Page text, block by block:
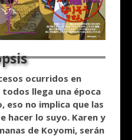
ocurridos en
llega una época
eso no implica que las
hacer lo suyo. Karen y
de Koyomi, serán